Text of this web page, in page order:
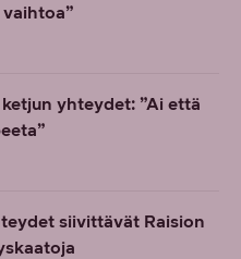
yhteydet: ”Ai että
siivittävät Raision